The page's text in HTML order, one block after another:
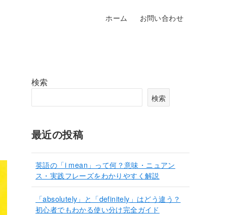
ホーム お問い合わせ
検索
検索
最近の投稿
英語の「i mean」って何？意味・ニュアン
ス・実践フレーズをわかりやすく解説
「absolutely」と「definitely」はどう違う？
初心者でもわかる使い分け完全ガイド